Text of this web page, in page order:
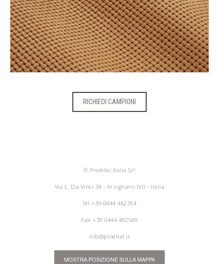
RICHIEDI CAMPIONI
© Prodital Italia Srl
Via L. Da Vinci 34 - Arzignano (VI) - Italia
Tel +39 0444 482354
Fax +39 0444 482589
info@prodital.it
MOSTRA POSIZIONE SULLA MAPPA